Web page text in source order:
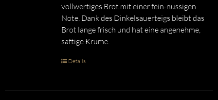
vollwertiges Brot mit einer fein-nussigen
Note. Dank des Dinkelsauerteigs bleibt das
Brot lange frisch und hat eine angenehme,
saftige Krume.
Details